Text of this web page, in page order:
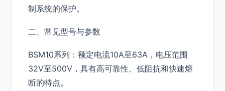
制系统的保护。
二、常见型号与参数
BSM10系列：额定电流10A至63A，电压范围
32V至500V，具有高可靠性、低阻抗和快速熔
断的特点。